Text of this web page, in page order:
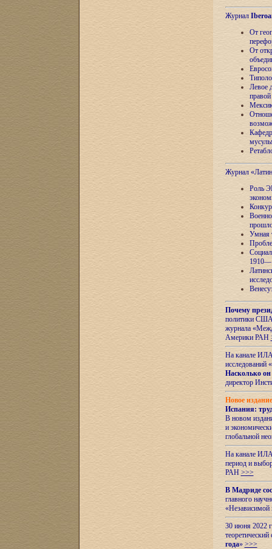
Журнал
От
От
Левое
Журнал
Роль
Умная
Почему
политики США
журнала
Америки РАН
На канале ИЛА
исследований «
Насколько он
директор
Новое
Испания:
В новом
и
глобальной
На канале
период и
РАН >>>
В Мадриде
главного
«Независимой
30 июня 2022
года» >>>